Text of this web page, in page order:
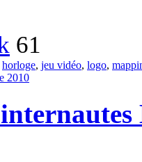
61
horloge, jeu vidéo, logo,
2010